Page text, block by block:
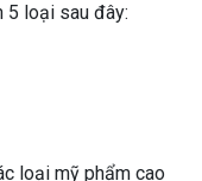
5 loại sau đây:
loại mỹ phẩm cao